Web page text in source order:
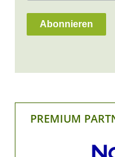
PREMIUM